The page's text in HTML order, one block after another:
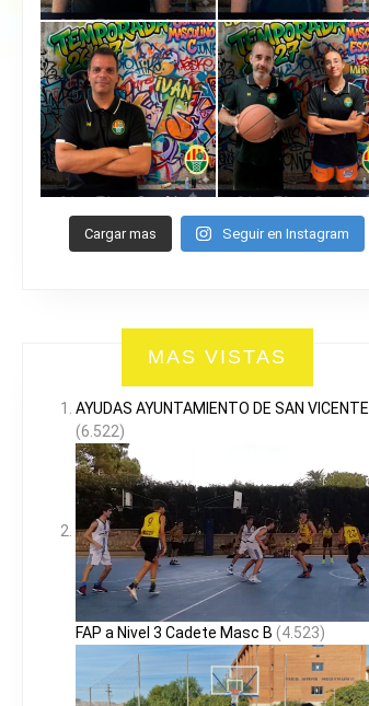
Cargar mas Seguir en Instagram
MAS VISTAS
AYUDAS AYUNTAMIENTO DE SAN VICENTE
(6.522)
FAP a Nivel 3 Cadete Masc B (4.523)